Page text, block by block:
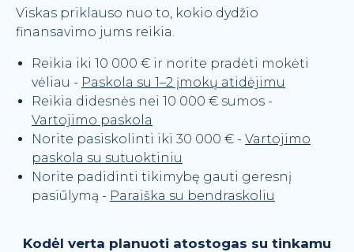
Viskas priklauso nuo to, kokio dydžio
finansavimo jums reikia.
Reikia iki 10 000 € ir norite pradėti mokėti
vėliau - Paskola su 1–2 įmokų atidėjimu
Reikia didesnės nei 10 000 € sumos -
Vartojimo paskola
Norite pasiskolinti iki 30 000 € - Vartojimo
paskola su sutuoktiniu
Norite padidinti tikimybę gauti geresnį
pasiūlymą - Paraiška su bendraskoliu
Kodėl verta planuoti atostogas su tinkamu